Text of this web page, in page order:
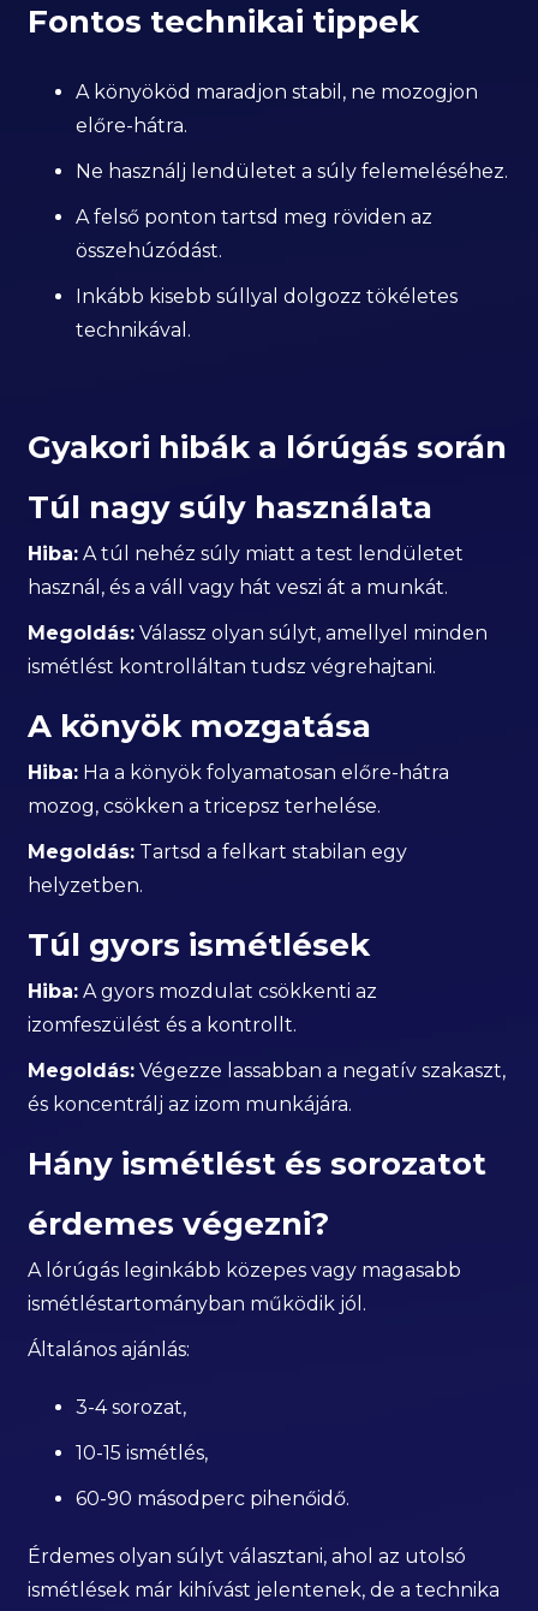
Fontos technikai tippek
A könyököd maradjon stabil, ne mozogjon
előre-hátra.
Ne használj lendületet a súly felemeléséhez.
A felső ponton tartsd meg röviden az
összehúzódást.
Inkább kisebb súllyal dolgozz tökéletes
technikával.
Gyakori hibák a lórúgás során
Túl nagy súly használata
Hiba: A túl nehéz súly miatt a test lendületet
használ, és a váll vagy hát veszi át a munkát.
Megoldás: Válassz olyan súlyt, amellyel minden
ismétlést kontrolláltan tudsz végrehajtani.
A könyök mozgatása
Hiba: Ha a könyök folyamatosan előre-hátra
mozog, csökken a tricepsz terhelése.
Megoldás: Tartsd a felkart stabilan egy
helyzetben.
Túl gyors ismétlések
Hiba: A gyors mozdulat csökkenti az
izomfeszülést és a kontrollt.
Megoldás: Végezze lassabban a negatív szakaszt,
és koncentrálj az izom munkájára.
Hány ismétlést és sorozatot
érdemes végezni?
A lórúgás leginkább közepes vagy magasabb
ismétléstartományban működik jól.
Általános ajánlás:
3-4 sorozat,
10-15 ismétlés,
60-90 másodperc pihenőidő.
Érdemes olyan súlyt választani, ahol az utolsó
ismétlések már kihívást jelentenek, de a technika